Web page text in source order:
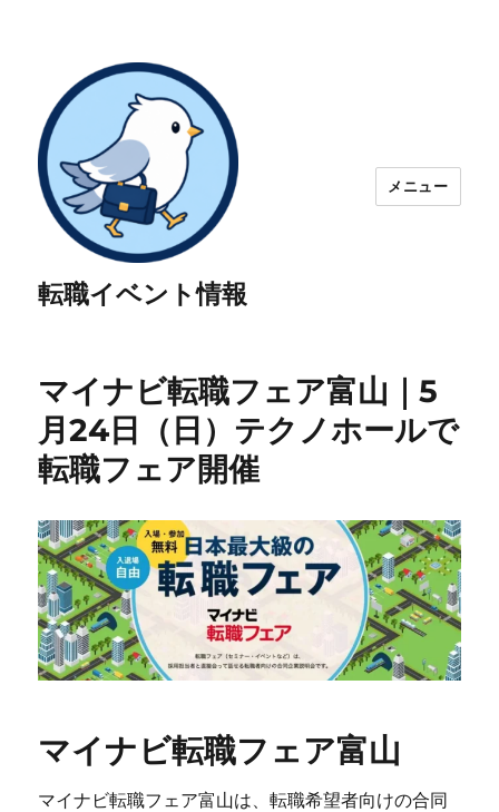
転職イベント情報
メニュー
マイナビ転職フェア富山｜5
月24日（日）テクノホールで
転職フェア開催
マイナビ転職フェア富山
マイナビ転職フェア富山は、転職希望者向けの合同